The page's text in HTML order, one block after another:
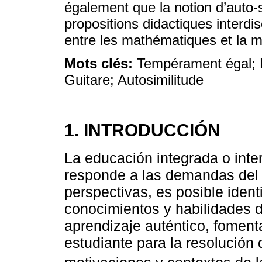
également que la notion
propositions didactiques
entre les mathématiques et la
Mots clés: Tempérament
Guitare; Autosimilitude
1. INTRODUCCIÓN
La educación integrada o
responde a las demandas
perspectivas, es posible
conocimientos y habilidades
aprendizaje auténtico,
estudiante para la resolución